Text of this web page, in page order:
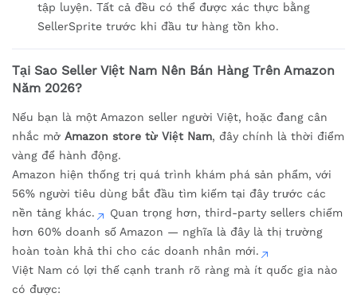
tập luyện. Tất cả đều có thể được xác thực bằng
SellerSprite trước khi đầu tư hàng tồn kho.
Tại Sao Seller Việt Nam Nên Bán Hàng Trên Amazon
Năm 2026?
Nếu bạn là một Amazon seller người Việt, hoặc đang cân
nhắc mở Amazon store từ Việt Nam, đây chính là thời điểm
vàng để hành động.
Amazon hiện thống trị quá trình khám phá sản phẩm, với
56% người tiêu dùng bắt đầu tìm kiếm tại đây trước các
nền tảng khác.
Quan trọng hơn, third-party sellers chiếm
hơn 60% doanh số Amazon — nghĩa là đây là thị trường
hoàn toàn khả thi cho các doanh nhân mới.
Việt Nam có lợi thế cạnh tranh rõ ràng mà ít quốc gia nào
có được: